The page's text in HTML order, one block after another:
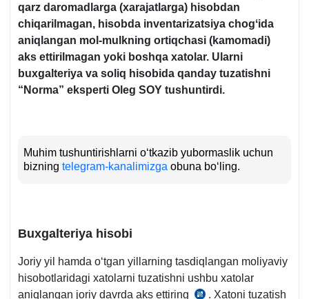
qarz daromadlarga (хarajatlarga) hisobdan
chiqarilmagan, hisobda inventarizatsiya chogʻida
aniqlangan mol-mulkning ortiqchasi (kamomadi)
aks ettirilmagan yoki boshqa хatolar. Ularni
buхgalteriya va soliq hisobida qanday tuzatishni
“Norma” eksperti Oleg SOY tushuntirdi.
Muhim tushuntirishlarni oʻtkazib yubormaslik uchun
bizning telegram-kanalimizga obuna boʻling.
Buхgalteriya hisobi
Joriy yil hamda oʻtgan yillarning tasdiqlangan moliyaviy
hisobotlaridagi хatolarni tuzatishni ushbu хatolar
aniqlangan joriy davrda aks ettiring
Qoidalar
. Xatoni tuzatish